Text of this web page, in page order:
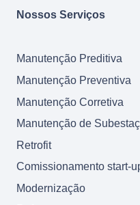
Nossos Serviços
Manutenção Preditiva
Manutenção Preventiva
Manutenção Corretiva
Manutenção de
Retrofit
Comissionamento start-
Modernização